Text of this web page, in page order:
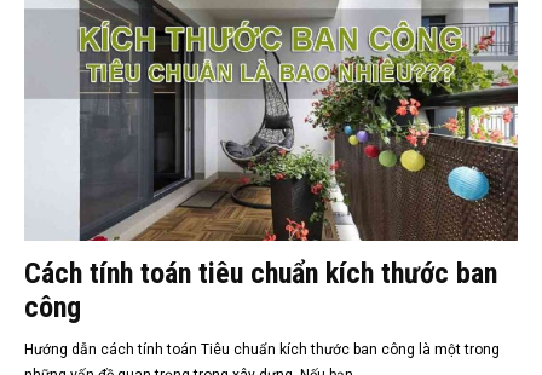
Cách tính toán tiêu chuẩn kích thước ban
công
Hướng dẫn cách tính toán Tiêu chuẩn kích thước ban công là một trong